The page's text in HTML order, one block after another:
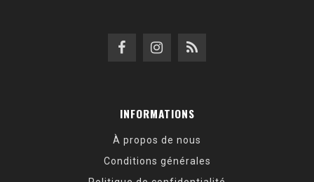
INFORMATIONS
À propos de nous
Conditions générales